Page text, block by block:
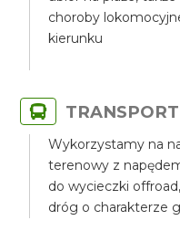
choroby
kierunku
TRANSPORT
Wykorzystamy na
terenowy z
do wycieczki
dróg o charakterze